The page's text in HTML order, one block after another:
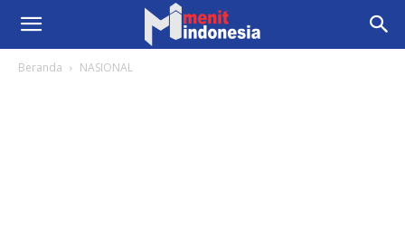
Beranda NASIONAL